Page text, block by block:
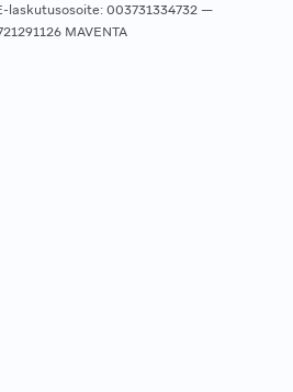
laskutusosoite: 003731334732 —
MAVENTA